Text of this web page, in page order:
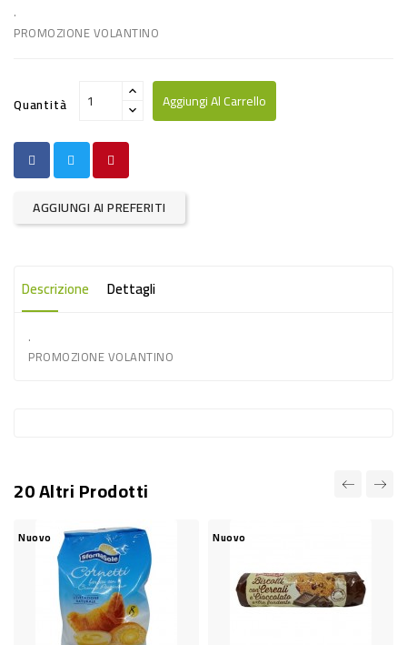
ALIMENTI
CASA
INSETTICIDI
CARTA
-
TESSUTI
DETERGENTI
SUPERFICI
ACCESSORI
CASA
.
PROMOZIONE VOLANTINO
Quantità Aggiungi Al Carrello
AGGIUNGI AI PREFERITI
Descrizione Dettagli
.
PROMOZIONE VOLANTINO
20 Altri Prodotti
Nuovo Nuovo